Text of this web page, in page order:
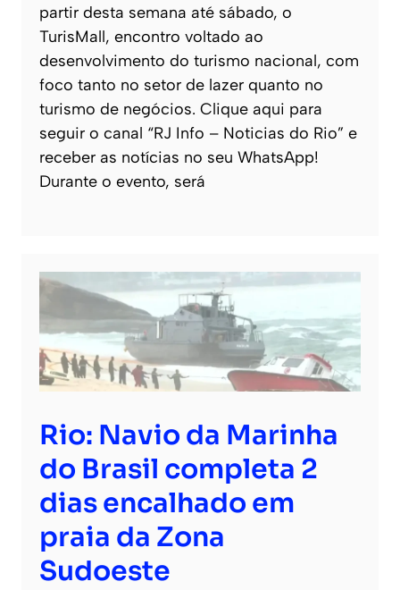
partir desta semana até sábado, o
TurisMall, encontro voltado ao
desenvolvimento do turismo nacional, com
foco tanto no setor de lazer quanto no
turismo de negócios. Clique aqui para
seguir o canal “RJ Info – Noticias do Rio” e
receber as notícias no seu WhatsApp!
Durante o evento, será
Rio: Navio da Marinha
do Brasil completa 2
dias encalhado em
praia da Zona
Sudoeste